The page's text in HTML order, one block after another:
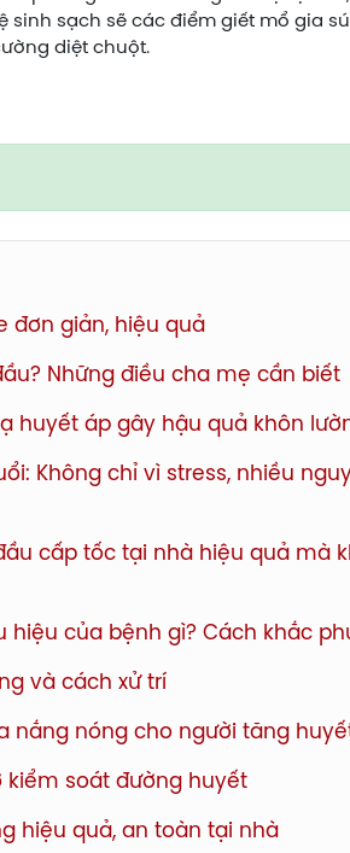
sinh sạch sẽ các điểm giết mổ gia
diệt chuột.
đơn giản, hiệu quả
Những điều cha mẹ cần biết
huyết áp gây hậu quả khôn
Không chỉ vì stress, nhiều
cấp tốc tại nhà hiệu quả mà
của bệnh gì? Cách khắc
và cách xử trí
nắng nóng cho người tăng
kiểm soát đường huyết
hiệu quả, an toàn tại nhà